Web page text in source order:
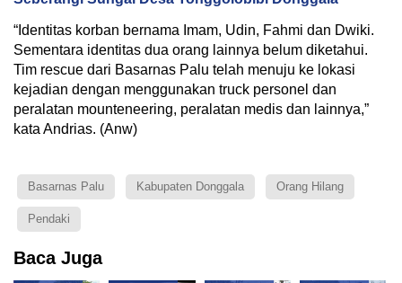
“Identitas korban bernama Imam, Udin, Fahmi dan Dwiki.
Sementara identitas dua orang lainnya belum diketahui.
Tim rescue dari Basarnas Palu telah menuju ke lokasi
kejadian dengan menggunakan truck personel dan
peralatan mounteneering, peralatan medis dan lainnya,”
kata Andrias. (Anw)
Basarnas Palu Kabupaten Donggala Orang Hilang
Pendaki
Baca Juga